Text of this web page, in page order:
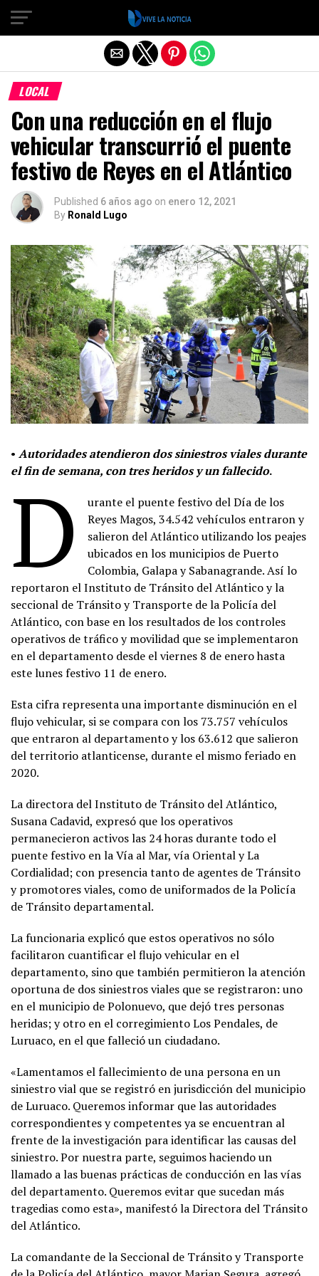
LOCAL
Con una reducción en el flujo
vehicular transcurrió el puente
festivo de Reyes en el Atlántico
Published 6 años ago on enero 12, 2021
By Ronald Lugo
• Autoridades atendieron dos siniestros viales durante
el fin de semana, con tres heridos y un fallecido.
D
urante el puente festivo del Día de los
Reyes Magos, 34.542 vehículos entraron y
salieron del Atlántico utilizando los peajes
ubicados en los municipios de Puerto
Colombia, Galapa y Sabanagrande. Así lo
reportaron el Instituto de Tránsito del Atlántico y la
seccional de Tránsito y Transporte de la Policía del
Atlántico, con base en los resultados de los controles
operativos de tráfico y movilidad que se implementaron
en el departamento desde el viernes 8 de enero hasta
este lunes festivo 11 de enero.
Esta cifra representa una importante disminución en el
flujo vehicular, si se compara con los 73.757 vehículos
que entraron al departamento y los 63.612 que salieron
del territorio atlanticense, durante el mismo feriado en
2020.
La directora del Instituto de Tránsito del Atlántico,
Susana Cadavid, expresó que los operativos
permanecieron activos las 24 horas durante todo el
puente festivo en la Vía al Mar, vía Oriental y La
Cordialidad; con presencia tanto de agentes de Tránsito
y promotores viales, como de uniformados de la Policía
de Tránsito departamental.
La funcionaria explicó que estos operativos no sólo
facilitaron cuantificar el flujo vehicular en el
departamento, sino que también permitieron la atención
oportuna de dos siniestros viales que se registraron: uno
en el municipio de Polonuevo, que dejó tres personas
heridas; y otro en el corregimiento Los Pendales, de
Luruaco, en el que falleció un ciudadano.
«Lamentamos el fallecimiento de una persona en un
siniestro vial que se registró en jurisdicción del municipio
de Luruaco. Queremos informar que las autoridades
correspondientes y competentes ya se encuentran al
frente de la investigación para identificar las causas del
siniestro. Por nuestra parte, seguimos haciendo un
llamado a las buenas prácticas de conducción en las vías
del departamento. Queremos evitar que sucedan más
tragedias como esta», manifestó la Directora del Tránsito
del Atlántico.
La comandante de la Seccional de Tránsito y Transporte
Salir de la versión móvil